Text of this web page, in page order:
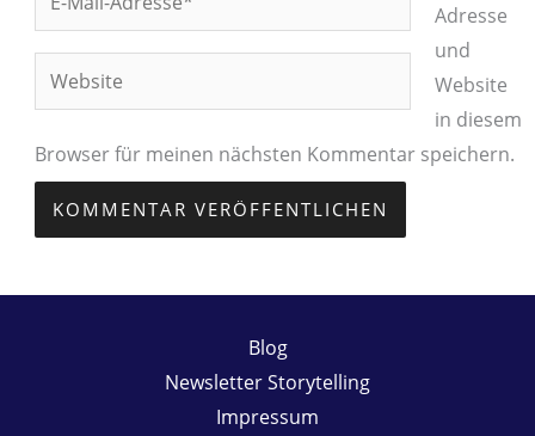
Mail-
Adresse*
Website
Adresse
und
Website
in diesem
Browser für meinen nächsten Kommentar speichern.
Blog
Newsletter Storytelling
Impressum